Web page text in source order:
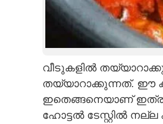
CARTOONS
LITERATURE
വീടുകളിൽ
തയ്യാറാക്കുന്നത്. ഈ
ഇതെങ്ങനെയാണ്
ഹോട്ടൽ ടേസ്റ്റിൽ